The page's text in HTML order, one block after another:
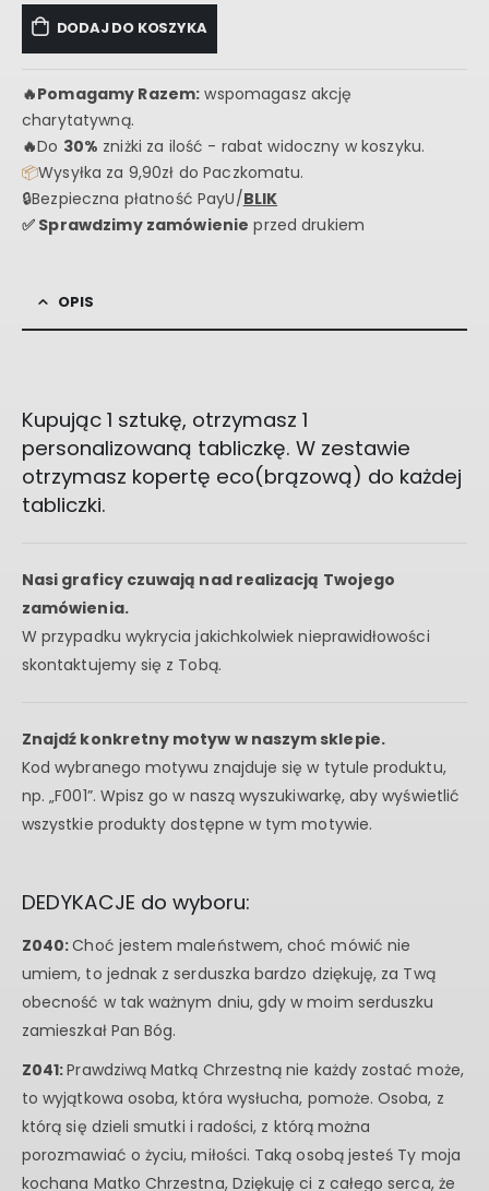
DODAJ DO KOSZYKA
🔥Pomagamy Razem: wspomagasz akcję
charytatywną.
🔥Do 30% zniżki za ilość - rabat widoczny w koszyku.
📦Wysyłka za 9,90zł do Paczkomatu.
🔒Bezpieczna płatność PayU/BLIK
✅ Sprawdzimy zamówienie przed drukiem
OPIS
Kupując 1 sztukę, otrzymasz 1
personalizowaną tabliczkę. W zestawie
otrzymasz kopertę eco(brązową) do każdej
tabliczki.
Nasi graficy czuwają nad realizacją Twojego
zamówienia.
W przypadku wykrycia jakichkolwiek nieprawidłowości
skontaktujemy się z Tobą.
Znajdź konkretny motyw w naszym sklepie.
Kod wybranego motywu znajduje się w tytule produktu,
np. „F001”. Wpisz go w naszą wyszukiwarkę, aby wyświetlić
wszystkie produkty dostępne w tym motywie.
DEDYKACJE do wyboru:
Z040:Choć jestem maleństwem, choć mówić nie
umiem, to jednak z serduszka bardzo dziękuję, za Twą
obecność w tak ważnym dniu, gdy w moim serduszku
zamieszkał Pan Bóg.
Z041:Prawdziwą Matką Chrzestną nie każdy zostać może,
to wyjątkowa osoba, która wysłucha, pomoże. Osoba, z
którą się dzieli smutki i radości, z którą można
porozmawiać o życiu, miłości. Taką osobą jesteś Ty moja
kochana Matko Chrzestna, Dziękuję ci z całego serca, że